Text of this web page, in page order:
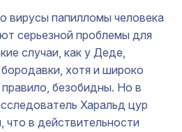
вирусы папилломы человека
серьезной проблемы для
случаи, как у Деде,
хотя и широко
безобидны. Но в
Харальд цур
в действительности